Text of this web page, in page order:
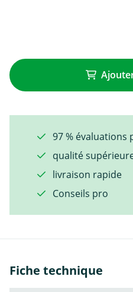
97 % évaluations
qualité
livraison rapide
Conseils pro
Fiche technique